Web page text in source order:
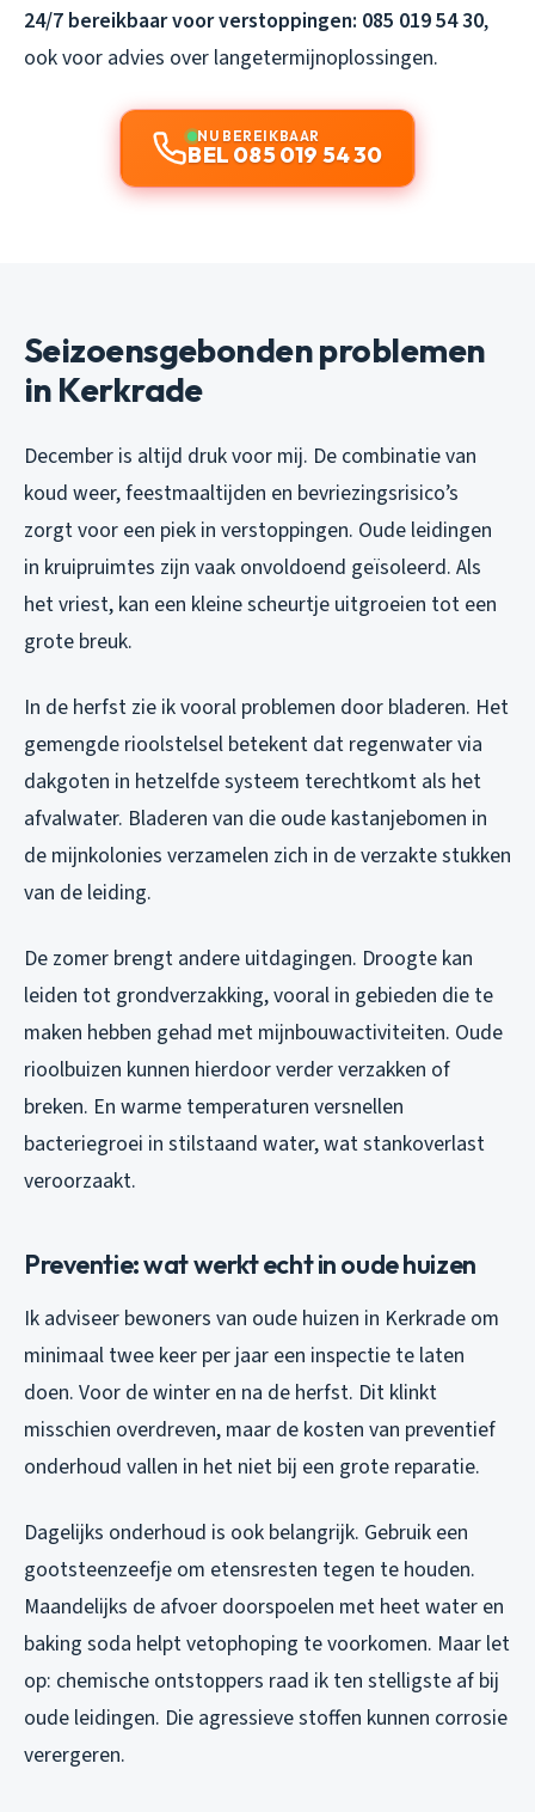
24/7 bereikbaar voor verstoppingen: 085 019 54 30,
ook voor advies over langetermijnoplossingen.
NU BEREIKBAAR
BEL 085 019 54 30
Seizoensgebonden problemen
in Kerkrade
December is altijd druk voor mij. De combinatie van
koud weer, feestmaaltijden en bevriezingsrisico’s
zorgt voor een piek in verstoppingen. Oude leidingen
in kruipruimtes zijn vaak onvoldoend geïsoleerd. Als
het vriest, kan een kleine scheurtje uitgroeien tot een
grote breuk.
In de herfst zie ik vooral problemen door bladeren. Het
gemengde rioolstelsel betekent dat regenwater via
dakgoten in hetzelfde systeem terechtkomt als het
afvalwater. Bladeren van die oude kastanjebomen in
de mijnkolonies verzamelen zich in de verzakte stukken
van de leiding.
De zomer brengt andere uitdagingen. Droogte kan
leiden tot grondverzakking, vooral in gebieden die te
maken hebben gehad met mijnbouwactiviteiten. Oude
rioolbuizen kunnen hierdoor verder verzakken of
breken. En warme temperaturen versnellen
bacteriegroei in stilstaand water, wat stankoverlast
veroorzaakt.
Preventie: wat werkt echt in oude huizen
Ik adviseer bewoners van oude huizen in Kerkrade om
minimaal twee keer per jaar een inspectie te laten
doen. Voor de winter en na de herfst. Dit klinkt
misschien overdreven, maar de kosten van preventief
onderhoud vallen in het niet bij een grote reparatie.
Dagelijks onderhoud is ook belangrijk. Gebruik een
gootsteenzeefje om etensresten tegen te houden.
Maandelijks de afvoer doorspoelen met heet water en
baking soda helpt vetophoping te voorkomen. Maar let
op: chemische ontstoppers raad ik ten stelligste af bij
oude leidingen. Die agressieve stoffen kunnen corrosie
verergeren.